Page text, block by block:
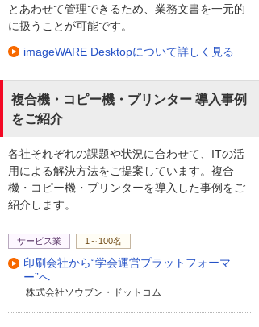
とあわせて管理できるため、業務文書を一元的
に扱うことが可能です。
imageWARE Desktopについて詳しく見る
複合機・コピー機・プリンター 導入事例
をご紹介
各社それぞれの課題や状況に合わせて、ITの活
用による解決方法をご提案しています。複合
機・コピー機・プリンターを導入した事例をご
紹介します。
サービス業 1～100名
印刷会社から“学会運営プラットフォーマ
ー”へ
株式会社ソウブン・ドットコム